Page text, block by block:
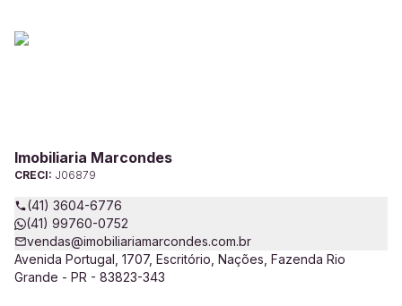
Imobiliaria Marcondes
CRECI: J06879
(41) 3604-6776
(41) 99760-0752
vendas@imobiliariamarcondes.com.br
Avenida Portugal, 1707, Escritório, Nações, Fazenda Rio
Grande - PR - 83823-343